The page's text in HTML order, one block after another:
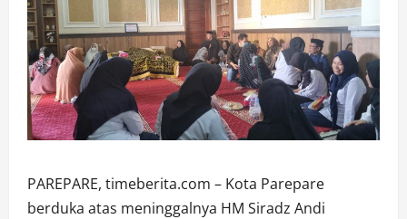
PAREPARE, timeberita.com – Kota Parepare
berduka atas meninggalnya HM Siradz Andi